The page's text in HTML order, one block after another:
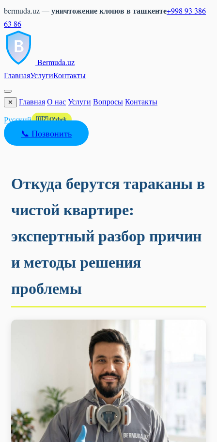
bermuda.uz —уничтожение клопов в ташкенте+998 93 386
63 86
Bermuda.uz
ГлавнаяУслугиКонтакты
✕ ГлавнаяО насУслуги ВопросыКонтакты
Русский 🇺🇿 O'zbek
📞 Позвонить
Откуда берутся тараканы в
чистой квартире:
экспертный разбор причин
и методы решения
проблемы